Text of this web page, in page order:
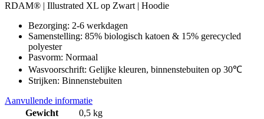
RDAM® | Illustrated XL op Zwart | Hoodie
Bezorging: 2-6 werkdagen
Samenstelling: 85% biologisch katoen & 15% gerecycled
polyester
Pasvorm: Normaal
Wasvoorschrift: Gelijke kleuren, binnenstebuiten op 30℃
Strijken: Binnenstebuiten
Aanvullende informatie
Gewicht
0,5 kg